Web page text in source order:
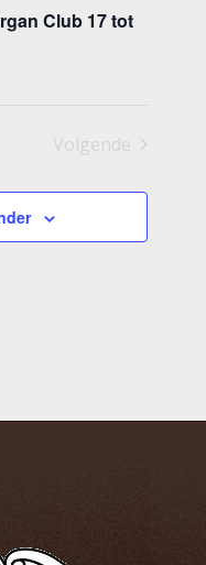
Club 17 tot
Volgende